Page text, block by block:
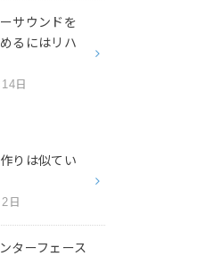
サウンドを
るにはリハ
日
りは似てい
日
ターフェース